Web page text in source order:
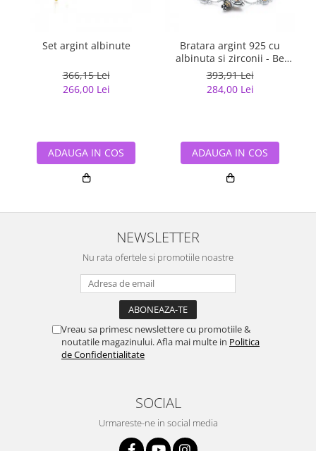
Set argint albinute
366,15 Lei
266,00 Lei
ADAUGA IN COS
Bratara argint 925 cu
albinuta si zirconii - Be
Nature BST0027
393,91 Lei
284,00 Lei
ADAUGA IN COS
NEWSLETTER
Nu rata ofertele si promotiile noastre
Vreau sa primesc newslettere cu promotiile &
noutatile magazinului. Afla mai multe in Politica
de Confidentialitate
SOCIAL
Urmareste-ne in social media